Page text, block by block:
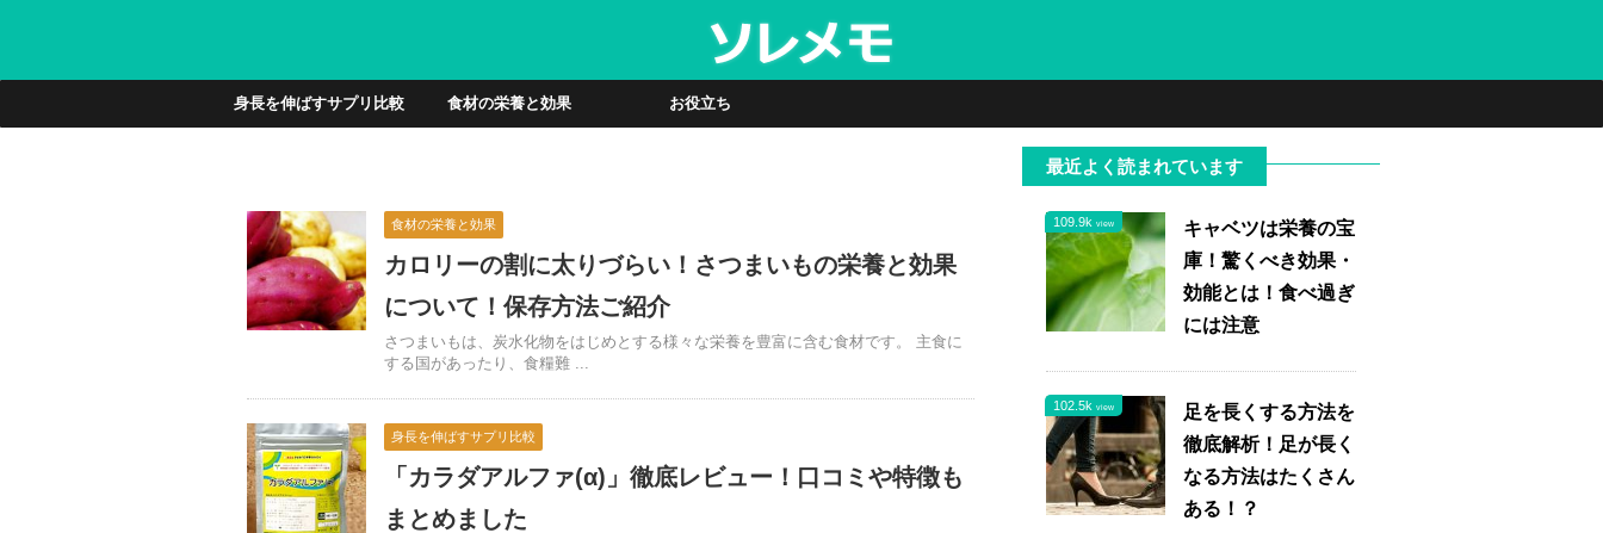
身長を伸ばすサプリ比較 食材の栄養と効果 お役立ち
食材の栄養と効果
カロリーの割に太りづらい！さつまいもの栄養と効果
について！保存方法ご紹介
さつまいもは、炭水化物をはじめとする様々な栄養を豊富に含む食材です。 主食に
する国があったり、食糧難 ...
身長を伸ばすサプリ比較
「カラダアルファ(α)」徹底レビュー！口コミや特徴も
まとめました
最近よく読まれています
109.9k view
キャベツは栄養の宝
庫！驚くべき効果・
効能とは！食べ過ぎ
には注意
102.5k view
足を長くする方法を
徹底解析！足が長く
なる方法はたくさん
ある！？